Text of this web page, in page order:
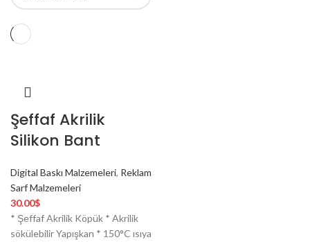
Şeffaf Akrilik
Silikon Bant
Digital Baskı Malzemeleri, Reklam
Sarf Malzemeleri
30.00$
* Şeffaf Akrilik Köpük * Akrilik
sökülebilir Yapışkan * 150°C ısıya